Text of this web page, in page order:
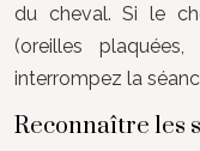
du cheval. Si le
(oreilles plaquées,
interrompez la
Reconnaître les